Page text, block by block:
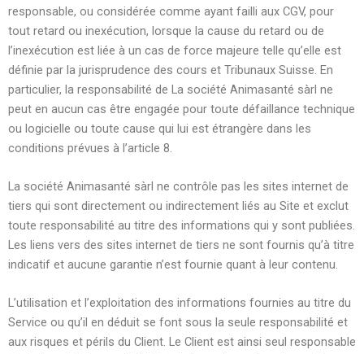
responsable, ou considérée comme ayant failli aux CGV, pour
tout retard ou inexécution, lorsque la cause du retard ou de
l’inexécution est liée à un cas de force majeure telle qu’elle est
définie par la jurisprudence des cours et Tribunaux Suisse. En
particulier, la responsabilité de La société Animasanté sàrl ne
peut en aucun cas être engagée pour toute défaillance technique
ou logicielle ou toute cause qui lui est étrangère dans les
conditions prévues à l’article 8.
La société Animasanté sàrl ne contrôle pas les sites internet de
tiers qui sont directement ou indirectement liés au Site et exclut
toute responsabilité au titre des informations qui y sont publiées.
Les liens vers des sites internet de tiers ne sont fournis qu’à titre
indicatif et aucune garantie n’est fournie quant à leur contenu.
L’utilisation et l’exploitation des informations fournies au titre du
Service ou qu’il en déduit se font sous la seule responsabilité et
aux risques et périls du Client. Le Client est ainsi seul responsable